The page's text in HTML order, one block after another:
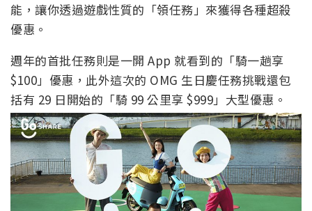
能，讓你透過遊戲性質的「領任務」來獲得各種超殺
優惠。
週年的首批任務則是一開 App 就看到的「騎一趟享
$100」優惠，此外這次的 OMG 生日慶任務挑戰還包
括有 29 日開始的「騎 99 公里享 $999」大型優惠。